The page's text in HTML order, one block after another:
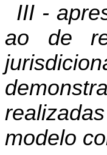
III -
ao de
modelo